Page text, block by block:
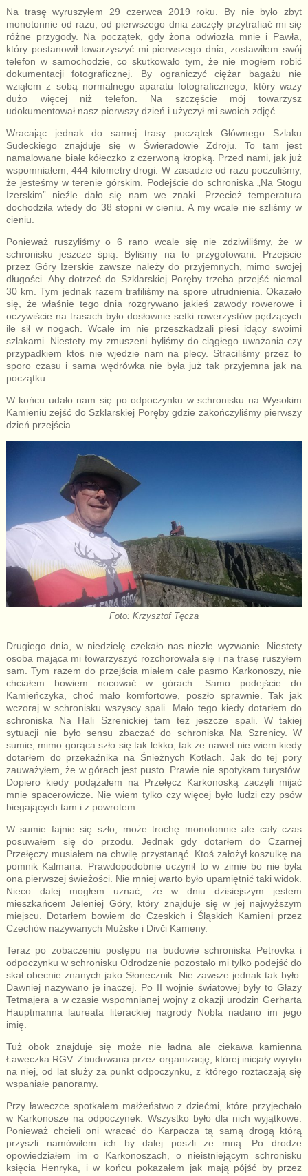
Na trasę wyruszyłem 29 czerwca 2019 roku. By nie było zbyt
monotonnie od razu, od pierwszego dnia zaczęły przytrafiać mi się
różne przygody. Na początek, gdy żona odwiozła mnie i Pawła,
który postanowił towarzyszyć mi pierwszego dnia, zostawiłem swój
telefon w samochodzie, co skutkowało tym, że nie mogłem robić
dokumentacji fotograficznej. By ograniczyć ciężar bagażu nie
wziąłem z sobą normalnego aparatu fotograficznego, który wazy
dużo więcej niż telefon. Na szczęście mój towarzysz
udokumentował nasz pierwszy dzień i użyczył mi swoich zdjęć.
Wracając jednak do samej trasy początek Głównego Szlaku
Sudeckiego znajduje się w Świeradowie Zdroju. To tam jest
namalowane białe kółeczko z czerwoną kropką. Przed nami, jak już
wspomniałem, 444 kilometry drogi. W zasadzie od razu poczuliśmy,
że jesteśmy w terenie górskim. Podejście do schroniska „Na Stogu
Izerskim” nieźle dało się nam we znaki. Przecież temperatura
dochodziła wtedy do 38 stopni w cieniu. A my wcale nie szliśmy w
cieniu.
Ponieważ ruszyliśmy o 6 rano wcale się nie zdziwiliśmy, że w
schronisku jeszcze śpią. Byliśmy na to przygotowani. Przejście
przez Góry Izerskie zawsze należy do przyjemnych, mimo swojej
długości. Aby dotrzeć do Szklarskiej Poręby trzeba przejść niemal
30 km. Tym jednak razem trafiliśmy na spore utrudnienia. Okazało
się, że właśnie tego dnia rozgrywano jakieś zawody rowerowe i
oczywiście na trasach było dosłownie setki rowerzystów pędzących
ile sił w nogach. Wcale im nie przeszkadzali piesi idący swoimi
szlakami. Niestety my zmuszeni byliśmy do ciągłego uważania czy
przypadkiem ktoś nie wjedzie nam na plecy. Straciliśmy przez to
sporo czasu i sama wędrówka nie była już tak przyjemna jak na
początku.
W końcu udało nam się po odpoczynku w schronisku na Wysokim
Kamieniu zejść do Szklarskiej Poręby gdzie zakończyliśmy pierwszy
dzień przejścia.
Foto: Krzysztof Tęcza
Drugiego dnia, w niedzielę czekało nas niezłe wyzwanie. Niestety
osoba mająca mi towarzyszyć rozchorowała się i na trasę ruszyłem
sam. Tym razem do przejścia miałem całe pasmo Karkonoszy, nie
chciałem bowiem nocować w górach. Samo podejście do
Kamieńczyka, choć mało komfortowe, poszło sprawnie. Tak jak
wczoraj w schronisku wszyscy spali. Mało tego kiedy dotarłem do
schroniska Na Hali Szrenickiej tam też jeszcze spali. W takiej
sytuacji nie było sensu zbaczać do schroniska Na Szrenicy. W
sumie, mimo gorąca szło się tak lekko, tak że nawet nie wiem kiedy
dotarłem do przekaźnika na Śnieżnych Kotłach. Jak do tej pory
zauważyłem, że w górach jest pusto. Prawie nie spotykam turystów.
Dopiero kiedy podążałem na Przełęcz Karkonoską zaczęli mijać
mnie spacerowicze. Nie wiem tylko czy więcej było ludzi czy psów
biegających tam i z powrotem.
W sumie fajnie się szło, może trochę monotonnie ale cały czas
posuwałem się do przodu. Jednak gdy dotarłem do Czarnej
Przełęczy musiałem na chwilę przystanąć. Ktoś założył koszulkę na
pomnik Kalmana. Prawdopodobnie uczynił to w zimie bo nie była
ona pierwszej świeżości. Nie mniej warto było upamiętnić taki widok.
Nieco dalej mogłem uznać, że w dniu dzisiejszym jestem
mieszkańcem Jeleniej Góry, który znajduje się w jej najwyższym
miejscu. Dotarłem bowiem do Czeskich i Śląskich Kamieni przez
Czechów nazywanych Mužske i Divči Kameny.
Teraz po zobaczeniu postępu na budowie schroniska Petrovka i
odpoczynku w schronisku Odrodzenie pozostało mi tylko podejść do
skał obecnie znanych jako Słonecznik. Nie zawsze jednak tak było.
Dawniej nazywano je inaczej. Po II wojnie światowej były to Głazy
Tetmajera a w czasie wspomnianej wojny z okazji urodzin Gerharta
Hauptmanna laureata literackiej nagrody Nobla nadano im jego
imię.
Tuż obok znajduje się może nie ładna ale ciekawa kamienna
Ławeczka RGV. Zbudowana przez organizację, której inicjały wyryto
na niej, od lat służy za punkt odpoczynku, z którego roztaczają się
wspaniałe panoramy.
Przy ławeczce spotkałem małżeństwo z dziećmi, które przyjechało
w Karkonosze na odpoczynek. Wszystko było dla nich wyjątkowe.
Ponieważ chcieli oni wracać do Karpacza tą samą drogą którą
przyszli namówiłem ich by dalej poszli ze mną. Po drodze
opowiedziałem im o Karkonoszach, o nieistniejącym schronisku
księcia Henryka, i w końcu pokazałem jak mają pójść by przez